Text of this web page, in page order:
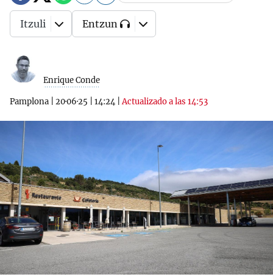
Enrique Conde
Pamplona 20·06·25 14:24 |Actualizado a las 14:53
Itzuli Entzun